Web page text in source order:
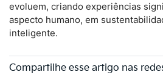
evoluem, criando experiências
aspecto humano, em
inteligente.
Compartilhe esse artigo nas